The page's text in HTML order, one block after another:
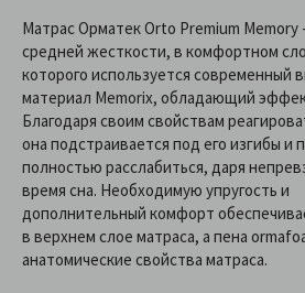
Матрас Орматек Orto Premium Memory
средней жесткости, в комфортном
которого используется современный
материал Memorix, обладающий
Благодаря своим свойствам
она подстраивается под его изгибы и
полностью расслабиться, даря
время сна. Необходимую упругость и
дополнительный комфорт
в верхнем слое матраса, а пена
анатомические свойства матраса.